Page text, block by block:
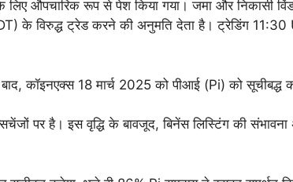
लिए औपचारिक रूप से पेश किया गया। जमा और निकासी
के विरुद्ध ट्रेड करने की अनुमति देता है। ट्रेडिंग 11:30
कॉइनएक्स 18 मार्च 2025 को पीआई (Pi) को सूचीबद्ध
पर है। इस वृद्धि के बावजूद, बिनेंस लिस्टिंग की संभावना